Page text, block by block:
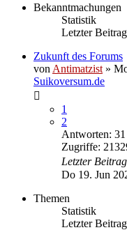
Bekanntmachungen
Statistik
Letzter Beitrag
Zukunft des Forums
von Antimatzist »
Suikoversum.de
1
2
Antworten: 31
Zugriffe:
Letzter Beitrag
Do 19. Jun
Themen
Statistik
Letzter Beitrag